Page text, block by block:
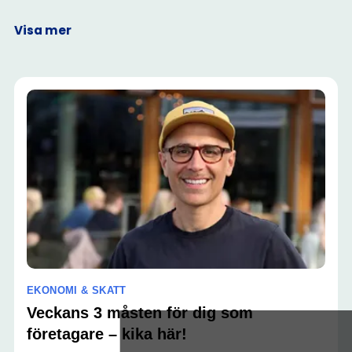
Visa mer
EKONOMI & SKATT
Veckans 3 måsten för dig som
företagare – kika här!